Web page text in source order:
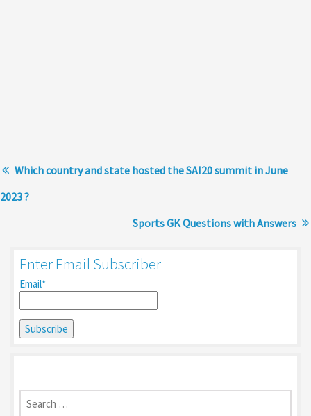
Which country and state hosted the SAI20 summit in June
2023 ?
Sports GK Questions with Answers
Enter Email Subscriber
Email*
Search
for: